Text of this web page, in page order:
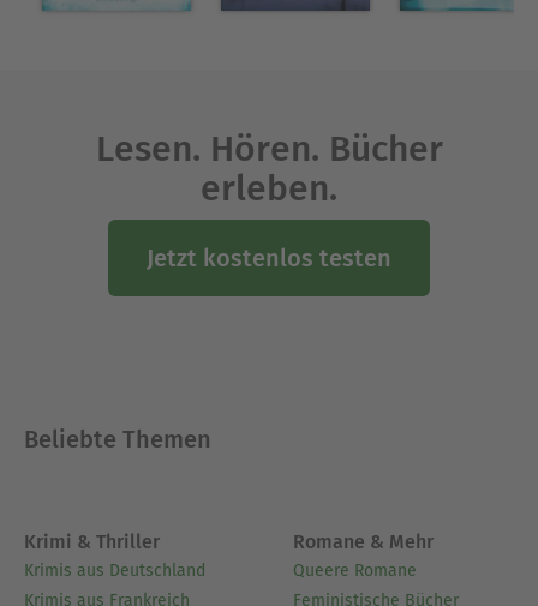
Lesen. Hören. Bücher
erleben.
Jetzt kostenlos testen
Beliebte Themen
Krimi & Thriller
Krimis aus Deutschland
Krimis aus Frankreich
Romane & Mehr
Queere Romane
Feministische Bücher